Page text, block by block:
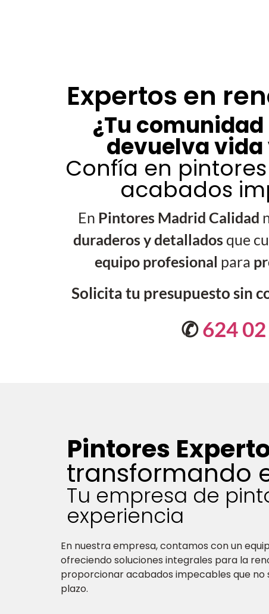
Expertos en
¿Tu
devuelva vida
Confía en
acabados
En Pintores Madrid Calidad
duraderos y detallados que
equipo profesional para
Solicita tu presupuesto sin
✆624
Pintores
transformando
Tu empresa de
experiencia
En nuestra empresa, contamos con un
ofreciendo soluciones integrales para la
proporcionar acabados impecables que
plazo.